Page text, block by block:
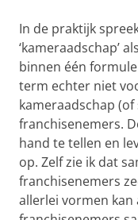
In de praktijk
‘kameraadschap’
binnen één
term echter niet
kameraadschap
franchisenemers.
hand te tellen en
op. Zelf zie ik dat
franchisenemers
allerlei vormen kan